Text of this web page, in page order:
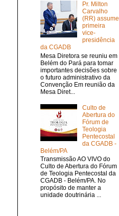
Pr. Milton
Carvalho
(RR) assume
primeira
vice-
presidência
da CGADB
Mesa Diretora se reuniu em
Belém do Pará para tomar
importantes decisões sobre
o futuro administrativo da
Convenção Em reunião da
Mesa Diret...
Culto de
Abertura do
Fórum de
Teologia
Pentecostal
da CGADB -
Belém/PA
Transmissão AO VIVO do
Culto de Abertura do Fórum
de Teologia Pentecostal da
CGADB - Belém/PA. No
propósito de manter a
unidade doutrinária ...